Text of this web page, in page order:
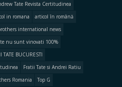
Tate Revista Certitudinea
in romana
articol în română
international news
nu sunt vinovati 100%
TATE BUCURESTI
Fratii Tate si Andrei Ratiu
Romania
Top G